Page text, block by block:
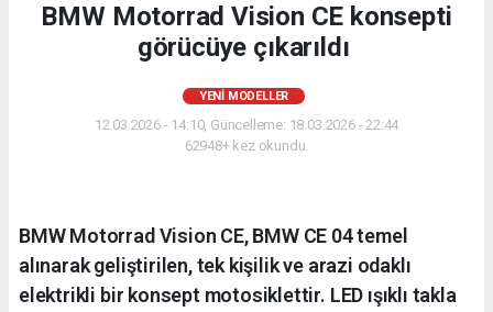
BMW Motorrad Vision CE konsepti
görücüye çıkarıldı
YENI MODELLER
12.03.2026 - 14:10, Güncelleme: 18.03.2026 - 22:44
62948+ kez okundu.
BMW Motorrad Vision CE, BMW CE 04 temel
alınarak geliştirilen, tek kişilik ve arazi odaklı
elektrikli bir konsept motosiklettir. LED ışıklı takla